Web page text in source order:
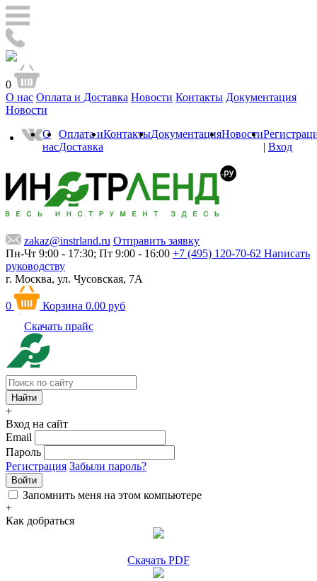
0
О нас Оплата и Доставка Новости Контакты Документация
Новости
О
нас
Оплата и
Доставка
КонтактыДокументацияНовости
| Вход
zakaz@instrland.ru Отправить заявку
Пн-Чт 9:00 - 17:30; Пт 9:00 - 16:00 +7 (495) 120-70-62 Написать
руководству
г. Москва, ул. Чусовская, 7А
0 Корзина 0.00 руб
Скачать прайс
+
Вход на сайт
Email
Пароль
Регистрация Забыли пароль?
Войти
Запомнить меня на этом компьютере
+
Как добраться
Скачать PDF